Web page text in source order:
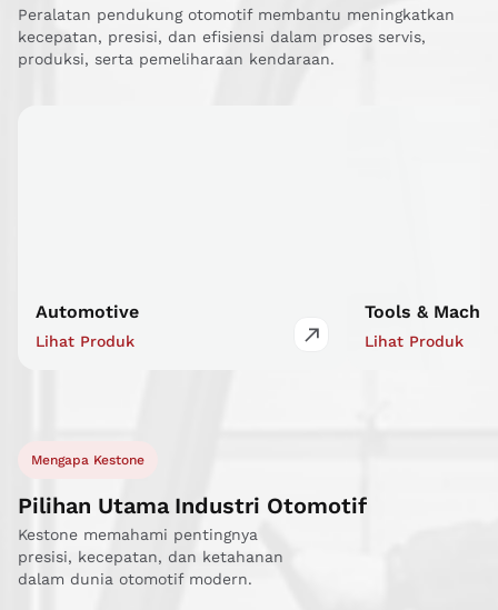
Peralatan pendukung otomotif membantu meningkatkan
kecepatan, presisi, dan efisiensi dalam proses servis,
produksi, serta pemeliharaan kendaraan.
Automotive
Lihat Produk
Tools &
Lihat Produk
Mengapa Kestone
Pilihan Utama Industri Otomotif
Kestone memahami pentingnya
presisi, kecepatan, dan ketahanan
dalam dunia otomotif modern.